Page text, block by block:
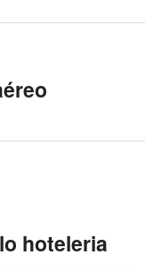
hoteleria